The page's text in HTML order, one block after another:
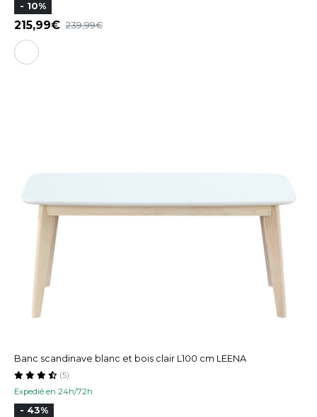
- 10%
215,99 239,99
Banc scandinave blanc et bois clair L100 cm LEENA
Expedié en 24h/72h
(5)
- 43%